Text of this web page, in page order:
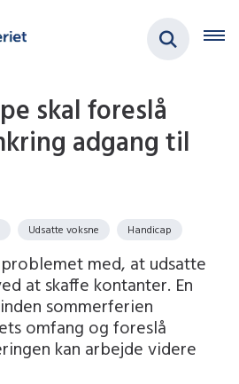
skal foreslå
adgang til
Udsatte voksne Handicap
med, at udsatte
at skaffe kontanter. En
sommerferien
omfang og foreslå
kan arbejde videre